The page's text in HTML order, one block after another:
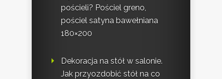
pościeli? Pościel greno,
pościel satyna bawełniana
180×200
Dekoracja na stół w salonie.
Jak przyozdobić stół na co